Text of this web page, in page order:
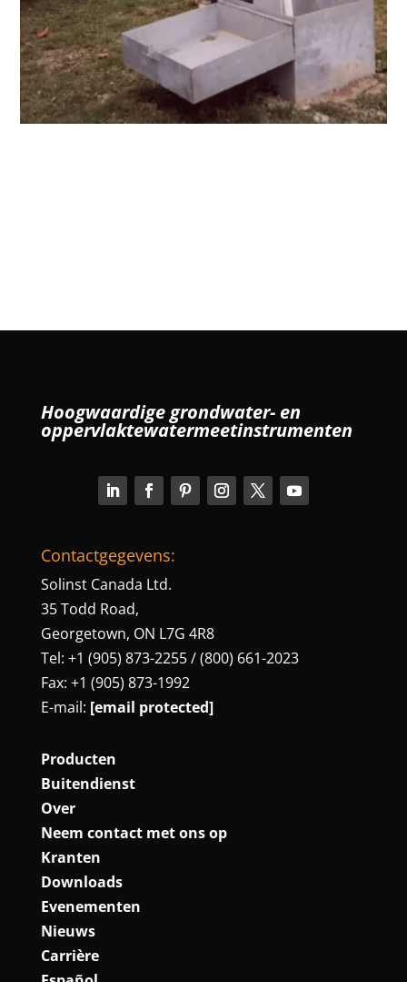
Hoogwaardige grondwater- en
oppervlaktewatermeetinstrumenten
Contactgegevens:
Solinst Canada Ltd.
35 Todd Road,
Georgetown, ON L7G 4R8
Tel: +1 (905) 873-2255 / (800) 661-2023
Fax: +1 (905) 873-1992
E-mail: [email protected]
Producten
Buitendienst
Over
Neem contact met ons op
Kranten
Downloads
Evenementen
Nieuws
Carrière